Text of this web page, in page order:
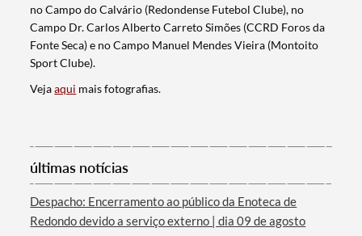
Termo de Pesquisa
no Campo do Calvário (Redondense Futebol Clube), no
Campo Dr. Carlos Alberto Carreto Simões (CCRD Foros da
Fonte Seca) e no Campo Manuel Mendes Vieira (Montoito
Sport Clube).
Vejaaqui mais fotografias.
últimas notícias
Despacho: Encerramento ao público da Enoteca de
Redondo devido a serviço externo | dia 09 de agosto